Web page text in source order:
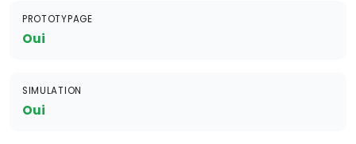
PROTOTYPAGE
Oui
SIMULATION
Oui